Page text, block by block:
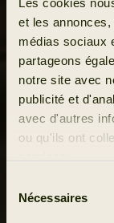
et les
médias sociaux
partageons
notre site avec
publicité et
avec d'autres
ou qu'ils ont
Nécessaires